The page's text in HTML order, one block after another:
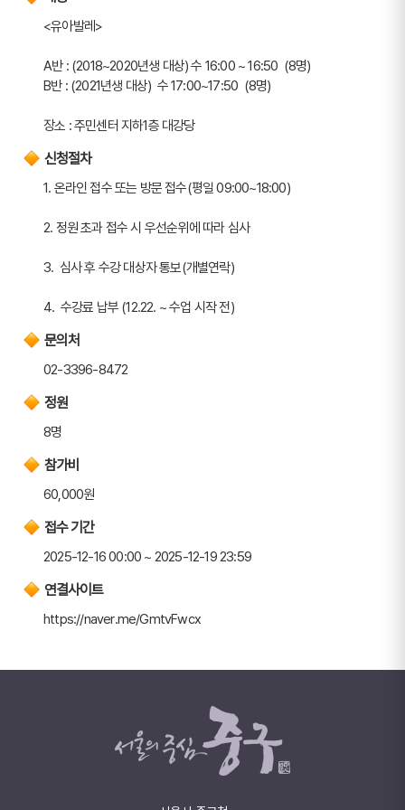
<유아발레>
A반 : (2018~2020년생 대상) 수 16:00 ~ 16:50  (8명)
B반 : (2021년생 대상)  수 17:00~17:50  (8명)
장소 : 주민센터 지하1층 대강당
신청절차
1. 온라인 접수 또는 방문 접수(평일 09:00~18:00)
2. 정원 초과 접수 시 우선순위에 따라 심사
3.  심사 후 수강 대상자 통보(개별연락)
4.  수강료 납부 (12.22. ~ 수업 시작 전)
문의처
02-3396-8472
정원
8명
참가비
60,000원
접수 기간
2025-12-16 00:00 ~ 2025-12-19 23:59
연결사이트
https://naver.me/GmtvFwcx